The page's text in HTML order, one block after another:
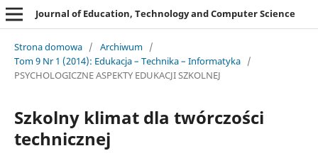
Journal of Education, Technology and Computer Science
Strona domowa / Archiwum /
Tom 9 Nr 1 (2014): Edukacja – Technika – Informatyka /
PSYCHOLOGICZNE ASPEKTY EDUKACJI SZKOLNEJ
Szkolny klimat dla twórczości
technicznej